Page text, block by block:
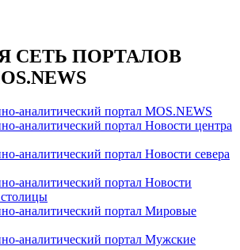
СЕТЬ ПОРТАЛОВ
аналитический портал MOS.NEWS
аналитический портал Новости центра
аналитический портал Новости севера
аналитический портал Новости
столицы
аналитический портал Мировые
аналитический портал Мужские